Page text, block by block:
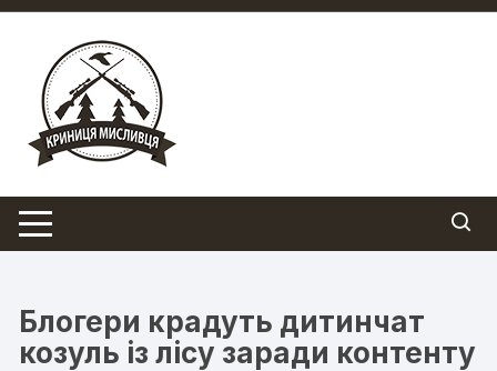
Перейти
вмісту
Блогери крадуть дитинчат
козуль із лісу заради контенту